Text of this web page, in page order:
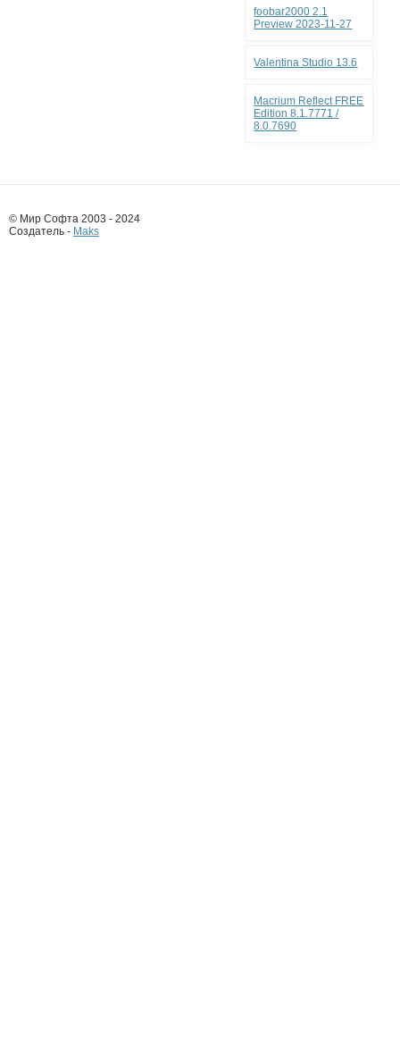
foobar2000 2.1
Preview 2023-11-27
Valentina Studio 13.6
Macrium Reflect FREE
Edition 8.1.7771 /
8.0.7690
© Мир Софта 2003 - 2024
Создатель - Maks